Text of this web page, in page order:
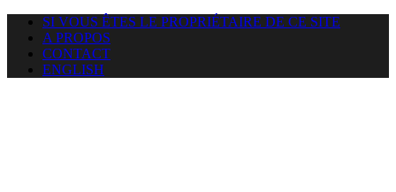
SI VOUS ÊTES LE PROPRIÉTAIRE DE CE SITE
A PROPOS
CONTACT
ENGLISH